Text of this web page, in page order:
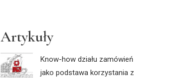
Artykuły
Know-how działu zamówień
jako podstawa korzystania z